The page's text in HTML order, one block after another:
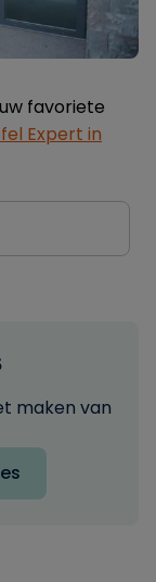
favoriete
Expert in
maken van